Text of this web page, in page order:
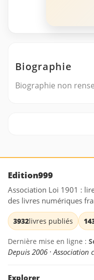
Biographie
Biographie non
Edition999
Association Loi 1901 :
des livres numériques
3932livres publiés
Dernière mise en ligne :
Depuis 2006 ·
Explorer